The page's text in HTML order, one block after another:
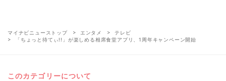
マイナビニューストップ エンタメ
テレビ
「ちょっと待てぃ!!」が楽しめる相席食堂アプリ、1周年キャンペーン開始
このカテゴリーについて